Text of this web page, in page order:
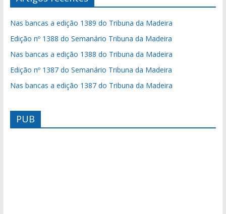
Nas bancas a edição 1389 do Tribuna da Madeira
Edição nº 1388 do Semanário Tribuna da Madeira
Nas bancas a edição 1388 do Tribuna da Madeira
Edição nº 1387 do Semanário Tribuna da Madeira
Nas bancas a edição 1387 do Tribuna da Madeira
PUB